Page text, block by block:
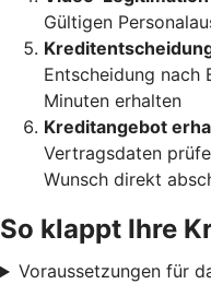
Gültigen
Entscheidung nach
Minuten erhalten
Kreditangebot
Vertragsdaten
Wunsch direkt
So klappt Ihre
Voraussetzungen für